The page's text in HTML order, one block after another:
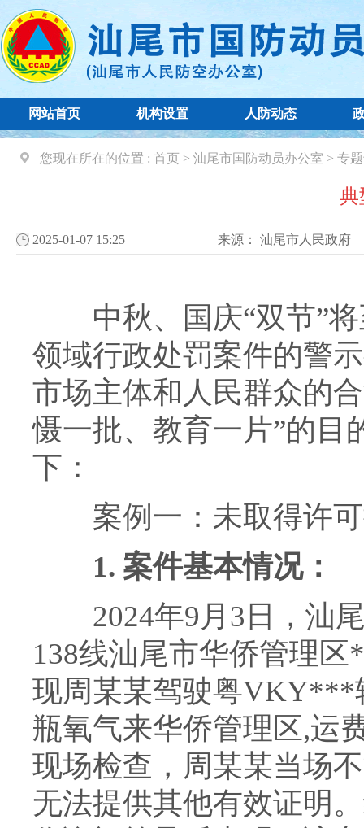
网站首页 机构设置 人防动态
您现在所在的位置 : 首页 > 汕尾市国防动员办公室 > 专
典
2025-01-07 15:25 来源： 汕尾市人民政府
中秋、国庆“双节”将
领域行政处罚案件的警
市场主体和人民群众的
慑一批、教育一片”的目
下：
案例一：未取得许可
1. 案件基本情况：
2024年9月3日，汕尾
138线汕尾市华侨管理
现周某某驾驶粤VKY***
瓶氧气来华侨管理区,运
现场检查，周某某当场
无法提供其他有效证明